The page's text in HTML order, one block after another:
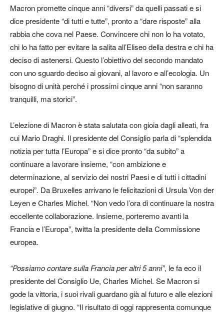
Macron promette cinque anni “diversi” da quelli passati e si
dice presidente “di tutti e tutte”, pronto a “dare risposte” alla
rabbia che cova nel Paese. Convincere chi non lo ha votato,
chi lo ha fatto per evitare la salita all’Eliseo della destra e chi ha
deciso di astenersi. Questo l’obiettivo del secondo mandato
con uno sguardo deciso ai giovani, al lavoro e all’ecologia. Un
bisogno di unità perché i prossimi cinque anni “non saranno
tranquilli, ma storici”.
L’elezione di Macron è stata salutata con gioia dagli alleati, fra
cui Mario Draghi. Il presidente del Consiglio parla di “splendida
notizia per tutta l’Europa” e si dice pronto “da subito” a
continuare a lavorare insieme, “con ambizione e
determinazione, al servizio dei nostri Paesi e di tutti i cittadini
europei”. Da Bruxelles arrivano le felicitazioni di Ursula Von der
Leyen e Charles Michel. “Non vedo l’ora di continuare la nostra
eccellente collaborazione. Insieme, porteremo avanti la
Francia e l’Europa”, twitta la presidente della Commissione
europea.
“Possiamo contare sulla Francia per altri 5 anni”, le fa eco il
presidente del Consiglio Ue, Charles Michel. Se Macron si
gode la vittoria, i suoi rivali guardano già al futuro e alle elezioni
legislative di giugno. “Il risultato di oggi rappresenta comunque